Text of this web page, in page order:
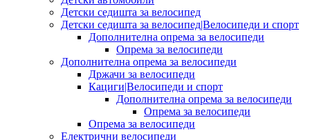
Детски седишта за велосипед
Детски седишта за велосипед|Велосипеди и спорт
Дополнителна опрема за велосипеди
Опрема за велосипеди
Дополнителна опрема за велосипеди
Држачи за велосипеди
Кациги|Велосипеди и спорт
Дополнителна опрема за велосипеди
Опрема за велосипеди
Опрема за велосипеди
Електрични велосипеди